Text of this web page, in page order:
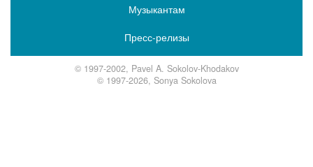
Музыкантам
Пресс-релизы
© 1997-2002, Pavel A. Sokolov-Khodakov
© 1997-2026, Sonya Sokolova